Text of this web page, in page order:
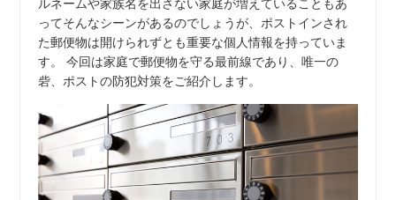
ルネームや家族名を出さない家庭が増えていることもあ
ってそんなシーンがあるのでしょうが、ポストインされ
た郵便物は開けられずとも重要な個人情報を持っていま
す。 今回は家庭で郵便物を守る最前線であり、唯一の
砦、ポストの防犯対策をご紹介します。